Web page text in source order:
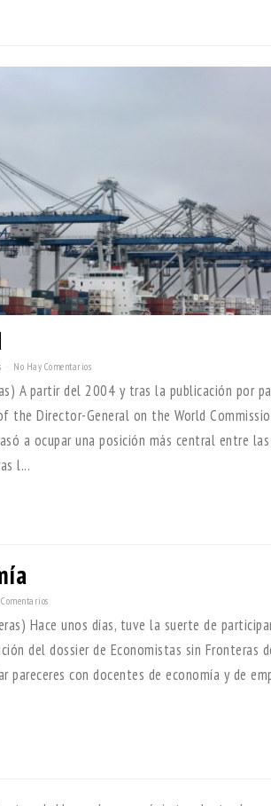
No Hay Comentarios
A partir del 2004 y tras la publicación por
Director-General on the World
a ocupar una posición más central entre
l...
Hace unos días, tuve la suerte de
del dossier de Economistas sin Fronteras
pareceres con docentes de economía y de